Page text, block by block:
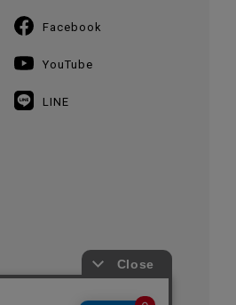
Facebook
YouTube
LINE